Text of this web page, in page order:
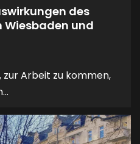
des
Wiesbaden und
Arbeit zu kommen,